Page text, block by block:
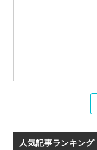
人気記事ランキング